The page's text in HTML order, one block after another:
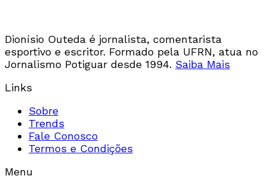
Dionísio Outeda é jornalista, comentarista
esportivo e escritor. Formado pela UFRN, atua no
Jornalismo Potiguar desde 1994. Saiba Mais
Links
Sobre
Trends
Fale Conosco
Termos e Condições
Menu